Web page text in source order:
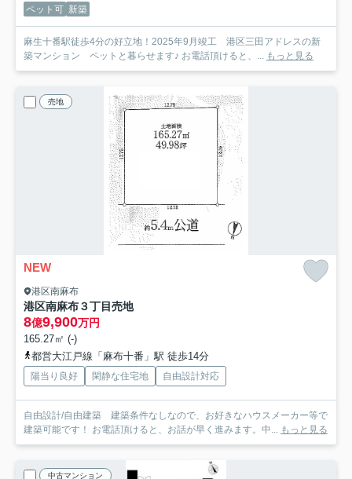
ペット可 新築
麻生十番駅徒歩4分の好立地！2025年9月竣工 港区三田アドレスの新
築マンション ペットと暮らせます♪ お電話頂けると、... もっと見る
売地
NEW
港区南麻布
港区南麻布３丁目売地
8億9,900万円
165.27㎡ (-)
都営大江戸線「麻布十番」駅 徒歩14分
陽当り良好 閑静な住宅地 自由設計対応
自由設計/自由建築 建築条件なしなので、お好きなハウスメーカー等で
建築可能です！ お電話頂けると、お話が早く進みます。中... もっと見る
中古マンション